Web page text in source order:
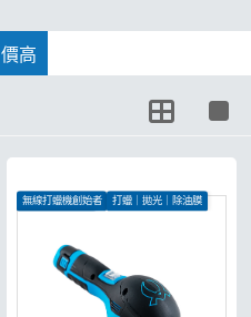
價高
無線打蠟機創始者
打蠟｜拋光｜除油膜